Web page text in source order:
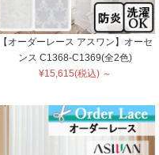
【オーダーレース アスワン】オーセ
ンス C1368-C1369(全2色)
¥15,615(税込) ～